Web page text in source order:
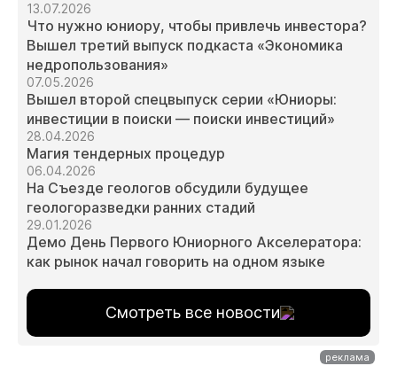
13.07.2026
Что нужно юниору, чтобы привлечь инвестора?
Вышел третий выпуск подкаста «Экономика
недропользования»
07.05.2026
Вышел второй спецвыпуск серии «Юниоры:
инвестиции в поиски — поиски инвестиций»
28.04.2026
Магия тендерных процедур
06.04.2026
На Съезде геологов обсудили будущее
геологоразведки ранних стадий
29.01.2026
Демо День Первого Юниорного Акселератора:
как рынок начал говорить на одном языке
Смотреть все новости